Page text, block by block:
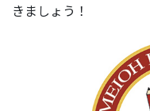
きましょう！